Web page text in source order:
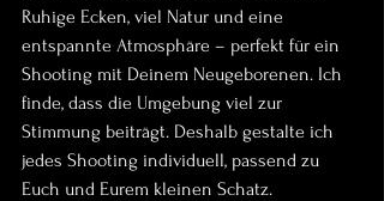
Ruhige Ecken, viel Natur und eine
entspannte Atmosphäre – perfekt für ein
Shooting mit Deinem Neugeborenen. Ich
finde, dass die Umgebung viel zur
Stimmung beiträgt. Deshalb gestalte ich
jedes Shooting individuell, passend zu
Euch und Eurem kleinen Schatz.